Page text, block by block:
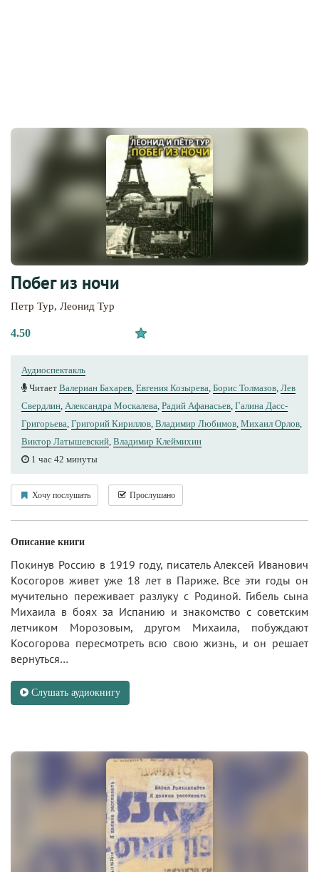
Побег из ночи
Петр Тур, Леонид Тур
4.50
Аудиоспектакль
Читает Валериан Бахарев, Евгения Козырева, Борис Толмазов, Лев
Свердлин, Александра Москалева, Радий Афанасьев, Галина Дасс-
Григорьева, Григорий Кириллов, Владимир Любимов, Михаил Орлов,
Виктор Латышевский, Владимир Клеймихин
1 час 42 минуты
Хочу послушать Прослушано
Описание книги
Покинув Россию в 1919 году, писатель Алексей Иванович
Косогоров живет уже 18 лет в Париже. Все эти годы он
мучительно переживает разлуку с Родиной. Гибель сына
Михаила в боях за Испанию и знакомство с советским
летчиком Морозовым, другом Михаила, побуждают
Косогорова пересмотреть всю свою жизнь, и он решает
вернуться…
Слушать аудиокнигу